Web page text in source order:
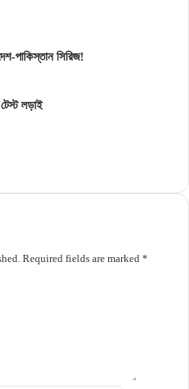
পাকিস্তান সিরিজ!
লড়াই
Required fields are marked *